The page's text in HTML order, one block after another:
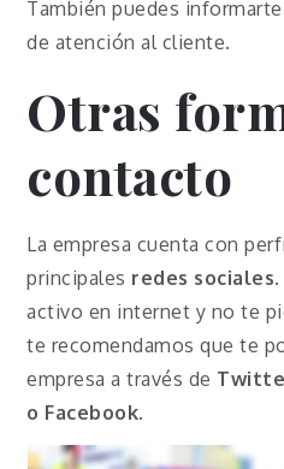
También puedes
de atención al cliente.
Otras
contacto
La empresa cuenta con
principales redes sociales
activo en internet y no te
te recomendamos que te
empresa a través de
o Facebook.